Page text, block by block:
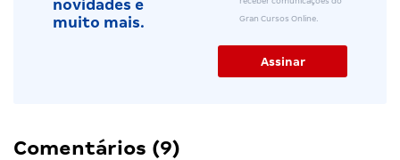
novidades e
muito mais.
Gran Cursos Online.
Comentários (9)